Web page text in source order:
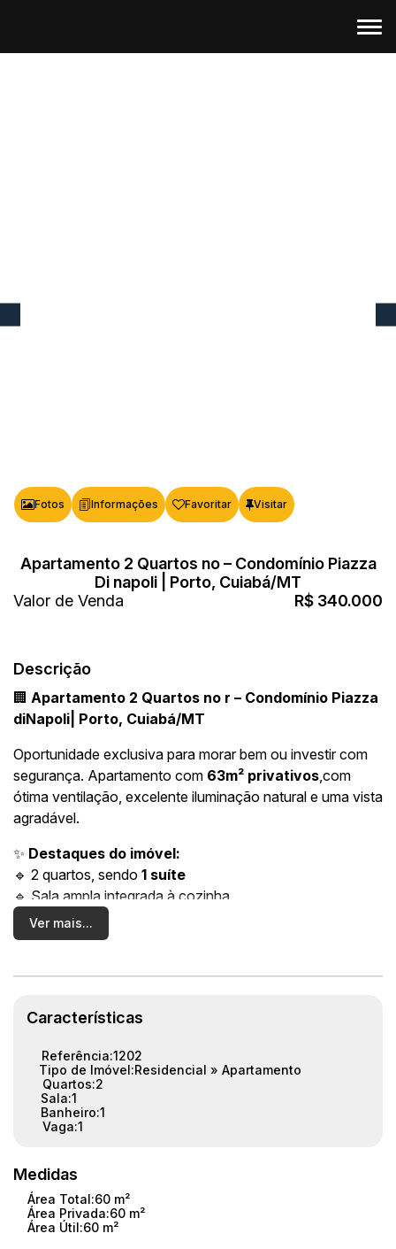
Fotos Favoritar
Apartamento 2 Quartos no – Condomínio Piazza
Di napoli | Porto, Cuiabá/MT
R$ 340.000
Valor de Venda
Descrição
🏢 Apartamento 2 Quartos no r – Condomínio Piazza
diNapoli| Porto, Cuiabá/MT
Oportunidade exclusiva para morar bem ou investir com
segurança. Apartamento com 63m² privativos,com
ótima ventilação, excelente iluminação natural e uma vista
agradável.
✨ Destaques do imóvel:
🔹 2 quartos, sendo 1 suíte
🔹 Sala ampla integrada à cozinha
🔹Cozinha com armários planejados
🔹Banheiros com armários planejados
🔹 Área de serviço
Piscina, academia, salão de festas e quadra esportiva.
Localização estratégica no bairro Porto
Próximo ao centro, à Av. José Feliciano Figueiredo e com
fácil acesso a comércios, serviços e tudo o que você
💰Valor: R$ 340.000,00
✅ Aceita financiamento
✅ Valor negociável
Ver mais...
Características
Referência:1202
Tipo de Imóvel:Residencial » Apartamento
Quartos:2
Sala:1
Banheiro:1
Vaga:1
Medidas
Área Total:60 m²
Área Privada:60 m²
Área Útil:60 m²